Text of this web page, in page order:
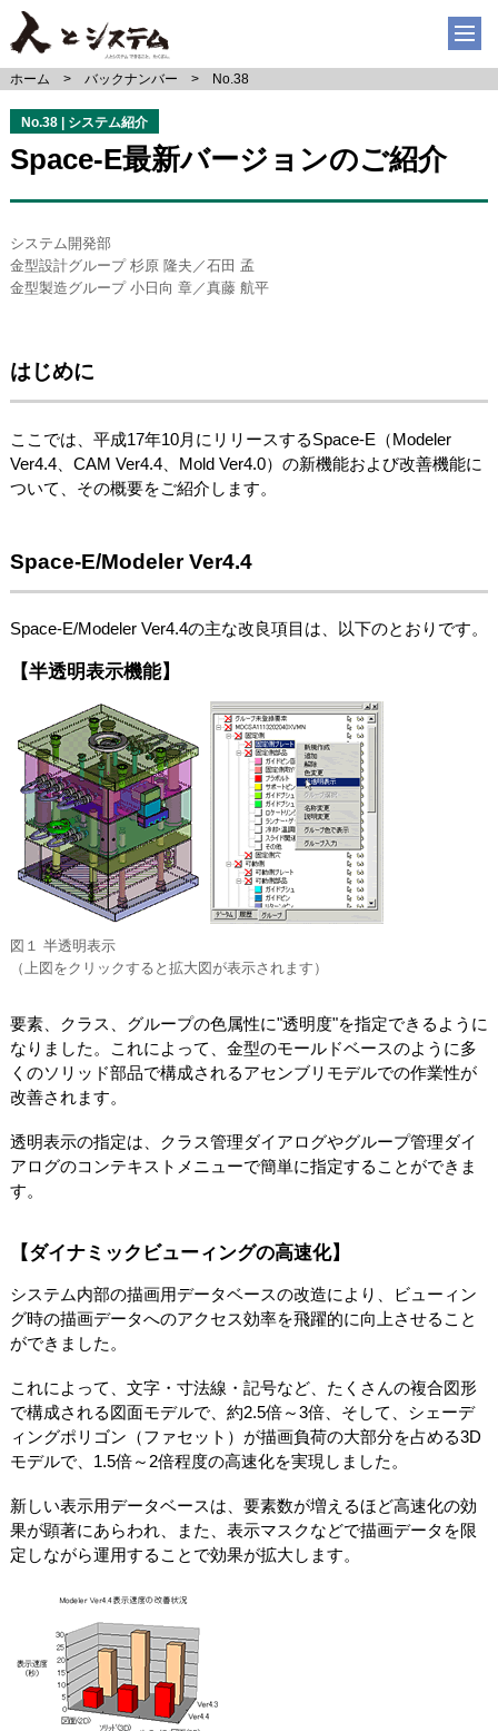
ホーム バックナンバー No.38
No.38 | システム紹介
Space-E最新バージョンのご紹介
システム開発部
金型設計グループ 杉原 隆夫／石田 孟
金型製造グループ 小日向 章／真藤 航平
はじめに
ここでは、平成17年10月にリリースするSpace-E（Modeler
Ver4.4、CAM Ver4.4、Mold Ver4.0）の新機能および改善機能に
ついて、その概要をご紹介します。
Space-E/Modeler Ver4.4
Space-E/Modeler Ver4.4の主な改良項目は、以下のとおりです。
【半透明表示機能】
図１ 半透明表示
（上図をクリックすると拡大図が表示されます）
要素、クラス、グループの色属性に"透明度"を指定できるように
なりました。これによって、金型のモールドベースのように多
くのソリッド部品で構成されるアセンブリモデルでの作業性が
改善されます。
透明表示の指定は、クラス管理ダイアログやグループ管理ダイ
アログのコンテキストメニューで簡単に指定することができま
す。
【ダイナミックビューィングの高速化】
システム内部の描画用データベースの改造により、ビューィン
グ時の描画データへのアクセス効率を飛躍的に向上させること
ができました。
これによって、文字・寸法線・記号など、たくさんの複合図形
で構成される図面モデルで、約2.5倍～3倍、そして、シェーデ
ィングポリゴン（ファセット）が描画負荷の大部分を占める3D
モデルで、1.5倍～2倍程度の高速化を実現しました。
新しい表示用データベースは、要素数が増えるほど高速化の効
果が顕著にあらわれ、また、表示マスクなどで描画データを限
定しながら運用することで効果が拡大します。